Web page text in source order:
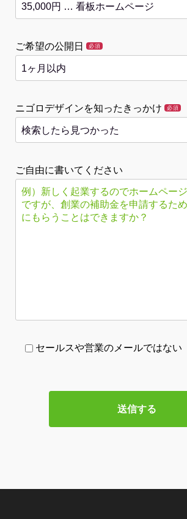
ご希望の公開日 必須
ニゴロデザインを知ったきっかけ 必須
ご自由に書いてください
セールスや営業のメールではない